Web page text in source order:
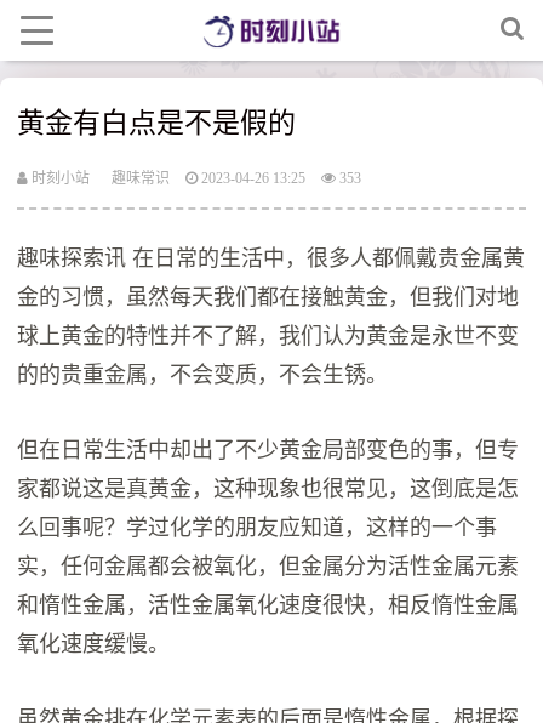
黄金有白点是不是假的
时刻小站 趣味常识 2023-04-26 13:25 353
趣味探索讯 在日常的生活中，很多人都佩戴贵金属黄
金的习惯，虽然每天我们都在接触黄金，但我们对地
球上黄金的特性并不了解，我们认为黄金是永世不变
的的贵重金属，不会变质，不会生锈。
但在日常生活中却出了不少黄金局部变色的事，但专
家都说这是真黄金，这种现象也很常见，这倒底是怎
么回事呢？学过化学的朋友应知道，这样的一个事
实，任何金属都会被氧化，但金属分为活性金属元素
和惰性金属，活性金属氧化速度很快，相反惰性金属
氧化速度缓慢。